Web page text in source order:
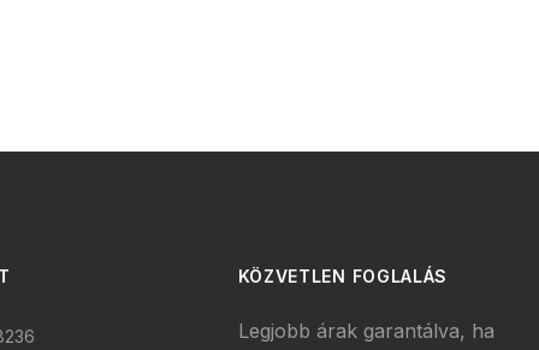
KÖZVETLEN FOGLALÁS
Legjobb árak garantálva, ha